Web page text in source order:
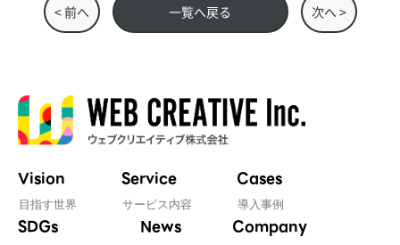
< 前へ 一覧へ戻る 次へ >
Vision
目指す世界
Service
サービス内容
Cases
導入事例
SDGs News Company